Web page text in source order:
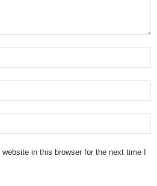
in this browser for the next time I